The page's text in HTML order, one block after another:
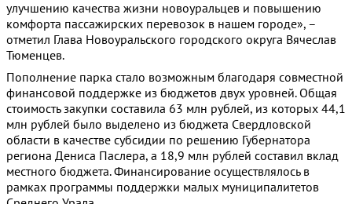
улучшению качества жизни новоуральцев и повышению
комфорта пассажирских перевозок в нашем городе», –
отметил Глава Новоуральского городского округа Вячеслав
Тюменцев.
Пополнение парка стало возможным благодаря совместной
финансовой поддержке из бюджетов двух уровней. Общая
стоимость закупки составила 63 млн рублей, из которых 44,1
млн рублей было выделено из бюджета Свердловской
области в качестве субсидии по решению Губернатора
региона Дениса Паслера, а 18,9 млн рублей составил вклад
местного бюджета. Финансирование осуществлялось в
рамках программы поддержки малых муниципалитетов